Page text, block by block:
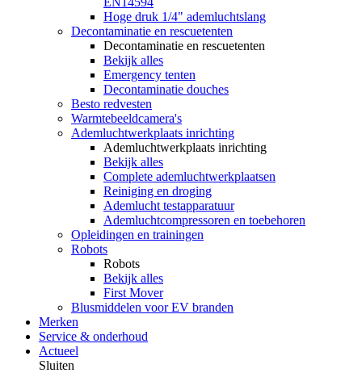
Hoge druk 1/4" ademluchtslang
Decontaminatie en rescuetenten
Decontaminatie en rescuetenten
Bekijk alles
Emergency tenten
Decontaminatie douches
Besto redvesten
Warmtebeeldcamera's
Ademluchtwerkplaats inrichting
Ademluchtwerkplaats inrichting
Bekijk alles
Complete ademluchtwerkplaatsen
Reiniging en droging
Ademlucht testapparatuur
Ademluchtcompressoren en toebehoren
Opleidingen en trainingen
Robots
Robots
Bekijk alles
First Mover
Blusmiddelen voor EV branden
Merken
Service & onderhoud
Actueel
Sluiten